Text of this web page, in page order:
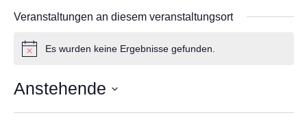
Veranstaltungen an diesem veranstaltungsort
HinweisEs wurden keine Ergebnisse gefunden.
Anstehende